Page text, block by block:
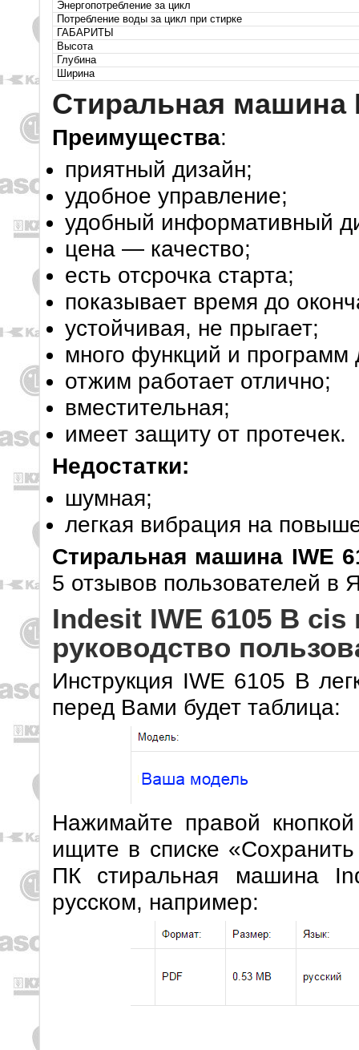
Энергопотребление за цикл
Потребление воды за цикл при стирке
ГАБАРИТЫ
Высота
Глубина
Ширина
Стиральная машина
Преимущества:
приятный дизайн;
удобное управление;
удобный информативный
цена — качество;
есть отсрочка старта;
показывает время до
устойчивая, не прыгает;
много функций и программ
отжим работает отлично;
вместительная;
имеет защиту от протечек.
Недостатки:
шумная;
легкая вибрация на
Стиральная машина IWE
5 отзывов пользователей в
Indesit IWE 6105 B cis
руководство
Инструкция IWE 6105 B
перед Вами будет таблица:
Нажимайте правой
ищите в списке
ПК стиральная машина
русском, например: